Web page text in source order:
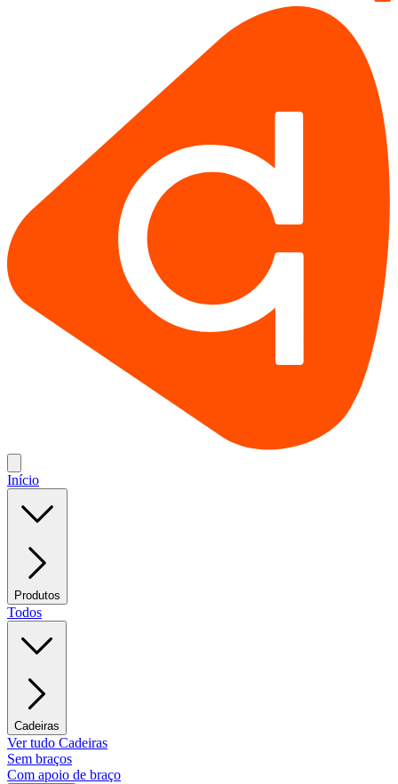
Início
Produtos
Todos
Cadeiras
Ver tudo Cadeiras
Sem braços
Com apoio de braço